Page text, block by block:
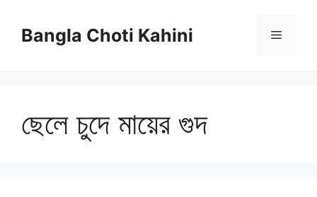
contentBangla Choti Kahini Menu
ছেলে চুদে মায়ের গুদ